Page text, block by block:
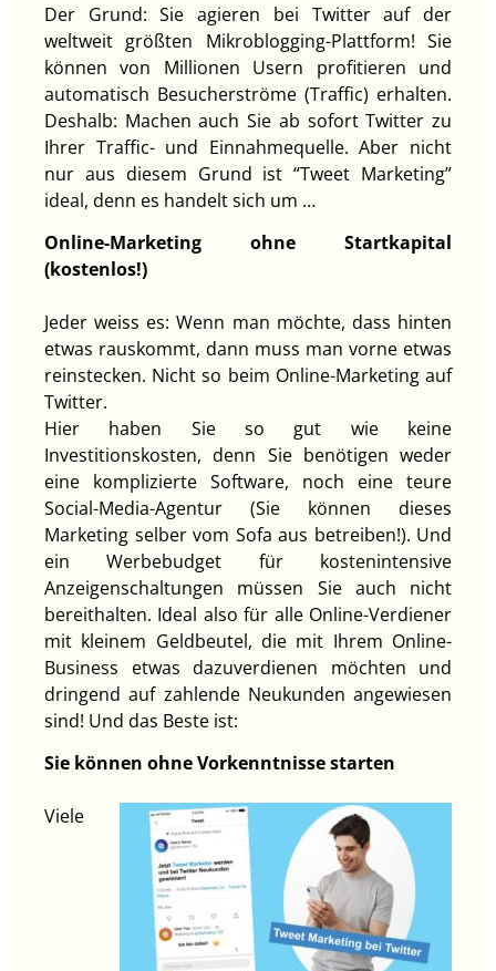
Der Grund: Sie agieren bei Twitter auf der
weltweit größten Mikroblogging-Plattform! Sie
können von Millionen Usern profitieren und
automatisch Besucherströme (Traffic) erhalten.
Deshalb: Machen auch Sie ab sofort Twitter zu
Ihrer Traffic- und Einnahmequelle. Aber nicht
nur aus diesem Grund ist “Tweet Marketing”
ideal, denn es handelt sich um …
Online-Marketing ohne Startkapital
(kostenlos!)
Jeder weiss es: Wenn man möchte, dass hinten
etwas rauskommt, dann muss man vorne etwas
reinstecken. Nicht so beim Online-Marketing auf
Twitter.
Hier haben Sie so gut wie keine
Investitionskosten, denn Sie benötigen weder
eine komplizierte Software, noch eine teure
Social-Media-Agentur (Sie können dieses
Marketing selber vom Sofa aus betreiben!). Und
ein Werbebudget für kostenintensive
Anzeigenschaltungen müssen Sie auch nicht
bereithalten. Ideal also für alle Online-Verdiener
mit kleinem Geldbeutel, die mit Ihrem Online-
Business etwas dazuverdienen möchten und
dringend auf zahlende Neukunden angewiesen
sind! Und das Beste ist:
Sie können ohne Vorkenntnisse starten
Viele